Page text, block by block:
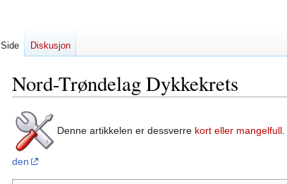
Nord-Trøndelag Dykkekrets
Hopp
til
navigering
Hopp
til
søk
Denne artikkelen er dessverre kort eller mangelfull
den
Side Diskusjon